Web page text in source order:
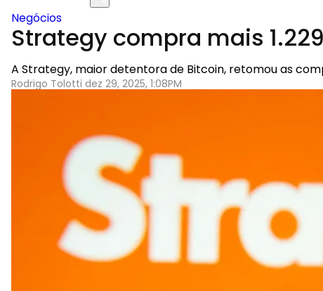
Negócios
Strategy compra mais
A Strategy, maior detentora de Bitcoin, retomou as
Rodrigo Tolotti dez 29, 2025, 1:08PM